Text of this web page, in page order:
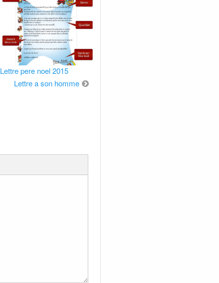
Lettre pere noel 2015
Lettre a son homme